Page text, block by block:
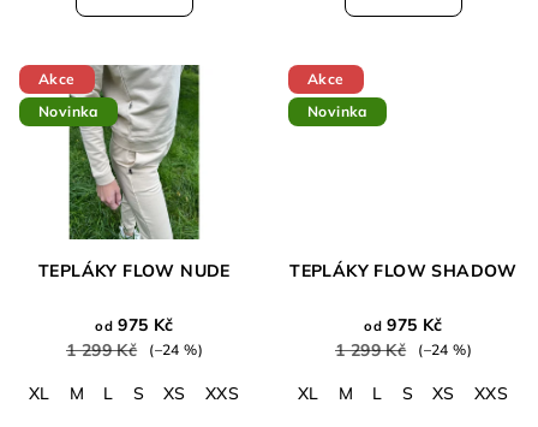
5
hvězdiček.
Akce
Novinka
TEPLÁKY FLOW NUDE
od 975 Kč
1 299 Kč
(–24 %)
XL M L S XS XXS
Akce
Novinka
TEPLÁKY FLOW SHADOW
od 975 Kč
1 299 Kč
(–24 %)
XL M L S XS XXS